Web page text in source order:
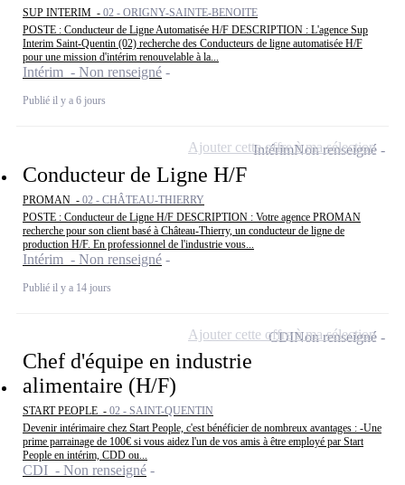
SUP INTERIM - 02 - ORIGNY-SAINTE-BENOITE
POSTE : Conducteur de Ligne Automatisée H/F DESCRIPTION : L'agence Sup
Interim Saint-Quentin (02) recherche des Conducteurs de ligne automatisée H/F
pour une mission d'intérim renouvelable à la...
Intérim - Non renseigné
Publié il y a 6 jours
Conducteur de Ligne H/F
PROMAN - 02 - CHÂTEAU-THIERRY
POSTE : Conducteur de Ligne H/F DESCRIPTION : Votre agence PROMAN
recherche pour son client basé à Château-Thierry, un conducteur de ligne de
production H/F. En professionnel de l'industrie vous...
Intérim - Non renseigné
Publié il y a 14 jours
IntérimNon renseigné
Ajouter cette offre à ma sélection
Chef d'équipe en industrie
alimentaire (H/F)
START PEOPLE - 02 - SAINT-QUENTIN
Devenir intérimaire chez Start People, c'est bénéficier de nombreux avantages : -Une
prime parrainage de 100€ si vous aidez l'un de vos amis à être employé par Start
People en intérim, CDD ou...
CDI - Non renseigné
CDINon renseigné
Ajouter cette offre à ma sélection